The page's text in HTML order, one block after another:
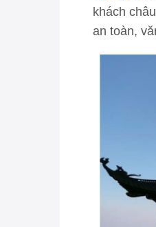
khách
an toàn,